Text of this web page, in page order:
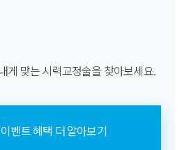
게 맞는 시력교정술을 찾아보세요.
벤트 혜택 더 알아보기